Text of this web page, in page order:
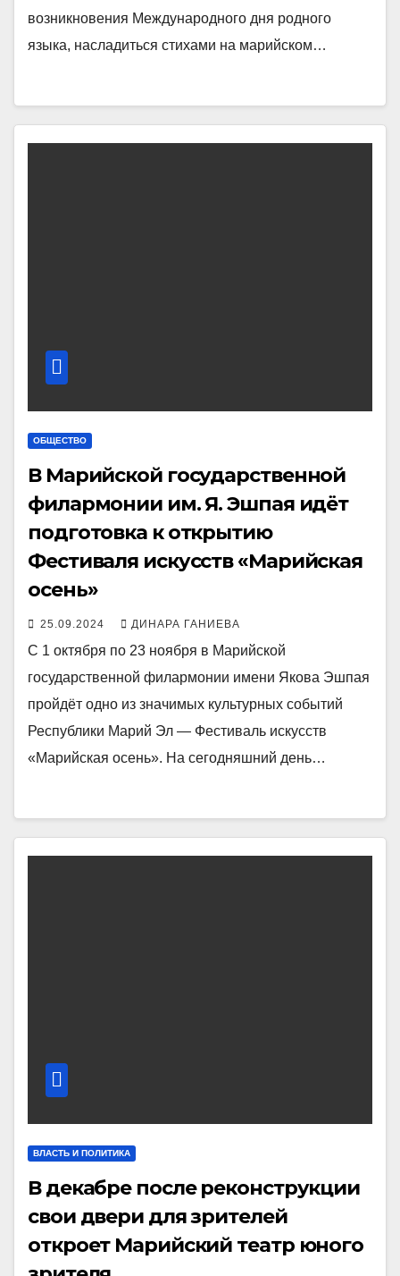
возникновения Международного дня родного
языка, насладиться стихами на марийском…
ОБЩЕСТВО
В Марийской государственной
филармонии им. Я. Эшпая идёт
подготовка к открытию
Фестиваля искусств «Марийская
осень»
25.09.2024 ДИНАРА ГАНИЕВА
С 1 октября по 23 ноября в Марийской
государственной филармонии имени Якова Эшпая
пройдёт одно из значимых культурных событий
Республики Марий Эл — Фестиваль искусств
«Марийская осень». На сегодняшний день…
ВЛАСТЬ И ПОЛИТИКА
В декабре после реконструкции
свои двери для зрителей
откроет Марийский театр юного